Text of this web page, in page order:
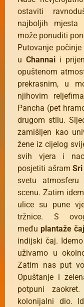
ostaviti
najboljih mjesta
može ponuditi
Putovanje počinje
u Channai i
opuštenom
prekrasnim, u
njihovim
Pancha (pet
drugom stilu.
zamišljen kao
žene iz cijelog
svih vjera i
posjetiti ašram
svetu
scenu. Zatim
ulice su pune
tržnice. S
među plantaže
indijski čaj.
uživamo ​​u
Zatim nas put
Opuštanje i
potpuni
kolonijalni dio.